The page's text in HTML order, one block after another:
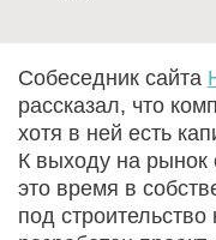
Собеседник сайта
рассказал, что
хотя в ней есть
К выходу на рынок
это время в
под